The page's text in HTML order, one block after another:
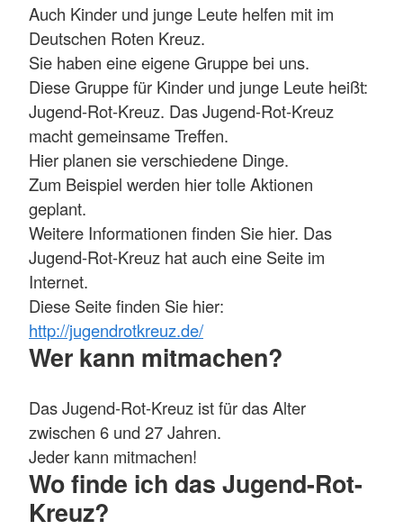
Auch Kinder und junge Leute helfen mit im
Deutschen Roten Kreuz.
Sie haben eine eigene Gruppe bei uns.
Diese Gruppe für Kinder und junge Leute heißt:
Jugend-Rot-Kreuz. Das Jugend-Rot-Kreuz
macht gemeinsame Treffen.
Hier planen sie verschiedene Dinge.
Zum Beispiel werden hier tolle Aktionen
geplant.
Weitere Informationen finden Sie hier. Das
Jugend-Rot-Kreuz hat auch eine Seite im
Internet.
Diese Seite finden Sie hier:
http://jugendrotkreuz.de/
Wer kann mitmachen?
Das Jugend-Rot-Kreuz ist für das Alter
zwischen 6 und 27 Jahren.
Jeder kann mitmachen!
Wo finde ich das Jugend-Rot-
Kreuz?